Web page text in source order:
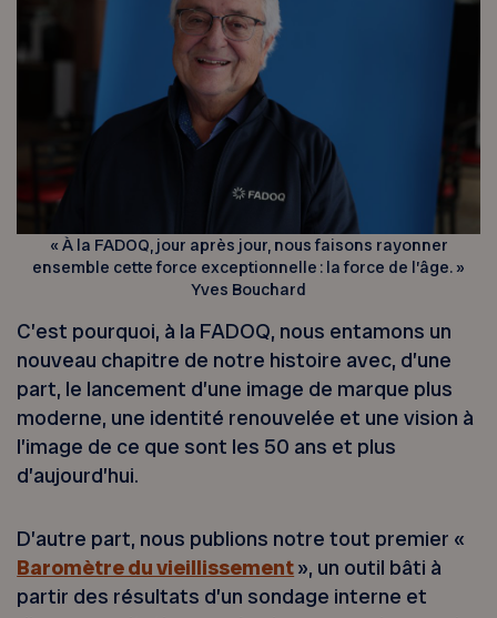
« À la FADOQ, jour après jour, nous faisons rayonner
ensemble cette force exceptionnelle : la force de l’âge. »
Yves Bouchard
C’est pourquoi, à la FADOQ, nous entamons un
nouveau chapitre de notre histoire avec, d’une
part, le lancement d’une image de marque plus
moderne, une identité renouvelée et une vision à
l’image de ce que sont les 50 ans et plus
d’aujourd’hui.
D’autre part, nous publions notre tout premier «
Baromètre du vieillissement», un outil bâti à
partir des résultats d’un sondage interne et